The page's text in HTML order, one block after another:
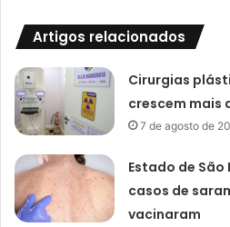
Artigos relacionados
Cirurgias
crescem mais
7 de agosto de
Estado de
casos de
vacinaram